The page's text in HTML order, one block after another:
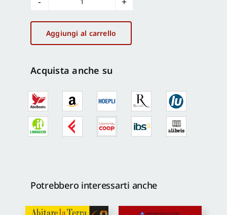
FormaMente
n.
3-
4/2009
Aggiungi al carrello
Acquista anche su
Potrebbero interessarti anche